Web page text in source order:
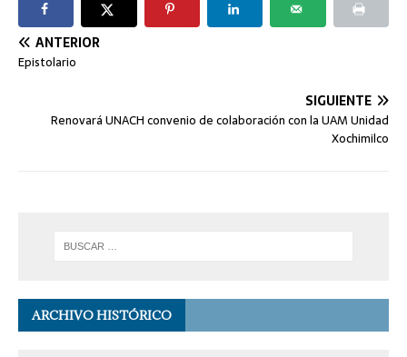
ANTERIOR
Epistolario
SIGUIENTE
Renovará UNACH convenio de colaboración con la UAM Unidad
Xochimilco
ARCHIVO HISTÓRICO